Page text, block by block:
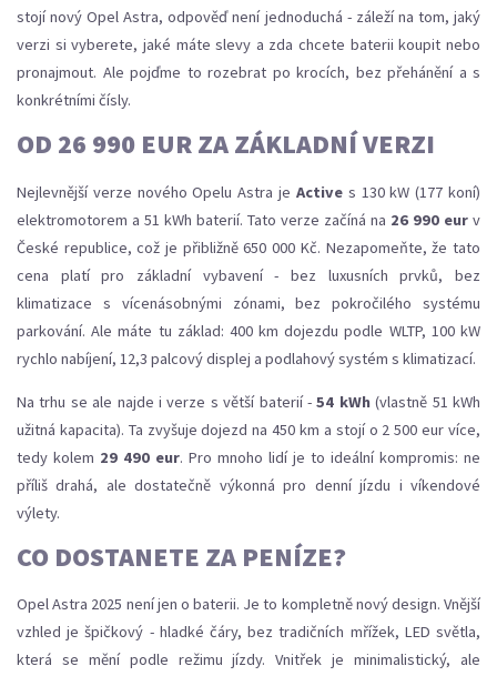
stojí nový Opel Astra, odpověď není jednoduchá - záleží na tom, jaký
verzi si vyberete, jaké máte slevy a zda chcete baterii koupit nebo
pronajmout. Ale pojďme to rozebrat po krocích, bez přehánění a s
konkrétními čísly.
OD 26 990 EUR ZA ZÁKLADNÍ VERZI
Nejlevnější verze nového Opelu Astra je Actives 130 kW (177 koní)
elektromotorem a 51 kWh baterií. Tato verze začíná na 26 990 eur v
České republice, což je přibližně 650 000 Kč. Nezapomeňte, že tato
cena platí pro základní vybavení - bez luxusních prvků, bez
klimatizace s vícenásobnými zónami, bez pokročilého systému
parkování. Ale máte tu základ: 400 km dojezdu podle WLTP, 100 kW
rychlo nabíjení, 12,3 palcový displej a podlahový systém s klimatizací.
Na trhu se ale najde i verze s větší baterií -54 kWh(vlastně 51 kWh
užitná kapacita). Ta zvyšuje dojezd na 450 km a stojí o 2 500 eur více,
tedy kolem 29 490 eur. Pro mnoho lidí je to ideální kompromis: ne
příliš drahá, ale dostatečně výkonná pro denní jízdu i víkendové
výlety.
CO DOSTANETE ZA PENÍZE?
Opel Astra 2025 není jen o baterii. Je to kompletně nový design. Vnější
vzhled je špičkový - hladké čáry, bez tradičních mřížek, LED světla,
která se mění podle režimu jízdy. Vnitřek je minimalistický, ale